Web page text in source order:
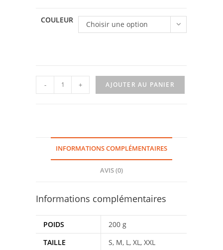
COULEUR Choisir une option
quantité
de
- + AJOUTER AU PANIER
INFORMATIONS COMPLÉMENTAIRES
AVIS (0)
Informations complémentaires
POIDS
200 g
TAILLE
S, M, L, XL, XXL